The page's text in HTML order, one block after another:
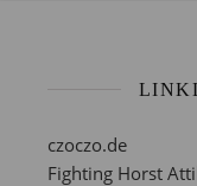
czoczo.de
Fighting Horst